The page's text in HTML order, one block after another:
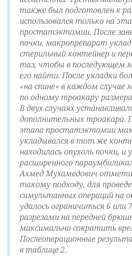
также был подготовлен к
использовался только на
простатэктомии. После
почки, макропрепарат
стерильный контейнер и
таз, чтобы в последующем
его найти. После укладки
«на спине» в каждом
по одному троакару
В двух случаях
дополнительных троакара.
этапа простатэктомии
укладывался в тот же
находилась опухоль почки, и
расширенного
Ахмед Мухамедович
такому подходу, для
симультанных операций на
удалось ограничиться 6 или
разрезами на передней
максимально сократить
Послеоперационные
втаблице 2.